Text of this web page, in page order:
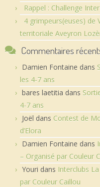
Rappel : Challenge
4 grimpeurs(euses) de
territoriale Aveyron
Commentaires
Damien Fontaine dans
les 4-7 ans
bares laetitia dans
4-7 ans
Joël dans Contest de
d’Elora
Damien Fontaine dans
– Organisé par Couleur
Youri dans Interclubs
par Couleur Caillou